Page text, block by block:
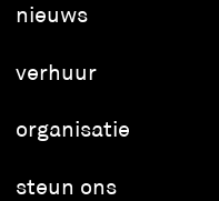
nieuws
verhuur
organisatie
steun ons